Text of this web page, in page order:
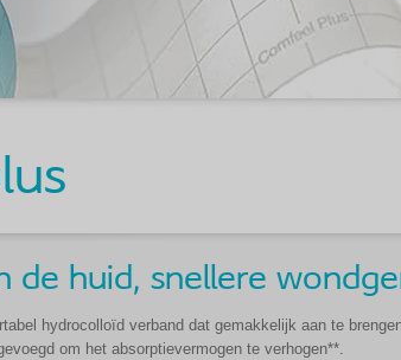
de huid, snellere
hydrocolloïd verband dat gemakkelijk aan te
om het absorptievermogen te verhogen**.